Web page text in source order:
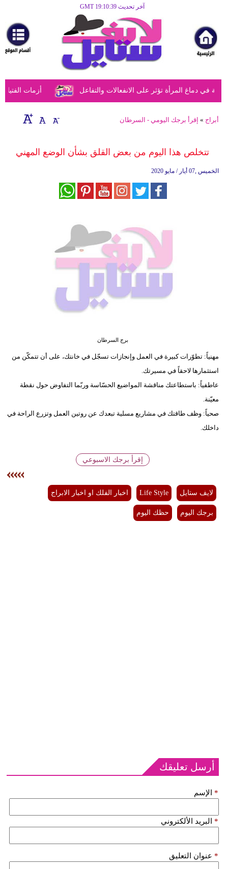
آخر تحديث GMT 19:10:39
مرأة
أزياء
أزياء
إسلامية
صحة
أزمات الفتيات دماغ المرأة تؤثر على الانفعالات والتفاعل
أبراج » إقرأ برجك اليومي - السرطان
تتخلص هذا اليوم من بعض القلق بشأن الوضع المهني
الخميس ,07 أيار / مايو 2020
برج السرطان
مهنياً: تطوّرات كبيرة في العمل وإنجازات تسجّل في خانتك، على أن تتمكّن من
استثمارها لاحقاً في مسيرتك.
عاطفياً: باستطاعتك مناقشة المواضيع الحسّاسة وربّما التفاوض حول نقطة
معيّنة.
صحياً: وظف طاقتك في مشاريع مسلية تبعدك عن روتين العمل وتزرع الراحة في
داخلك.
إقرأ برجك الاسبوعي
لايف ستايل Life Style اخبار الفلك او اخبار الابراج
برجك اليوم حظك اليوم
أرسل تعليقك
الإسم *
البريد الألكتروني *
عنوان التعليق *